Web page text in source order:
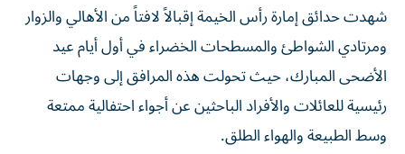
شهدت حدائق إمارة رأس الخيمة إقبالاً لافتاً من الأهالي والزوار
ومرتادي الشواطئ والمسطحات الخضراء في أول أيام عيد
الأضحى المبارك، حيث تحولت هذه المرافق إلى وجهات
رئيسية للعائلات والأفراد الباحثين عن أجواء احتفالية ممتعة
وسط الطبيعة والهواء الطلق.